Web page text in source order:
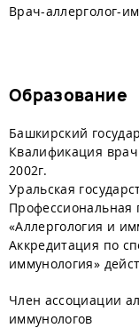
Врач-аллерголог-
Образование
Башкирский
Квалификация
2002г.
Уральская
Профессиональная
«Аллергология и
Аккредитация по
иммунология»
Член ассоциации
иммунологов